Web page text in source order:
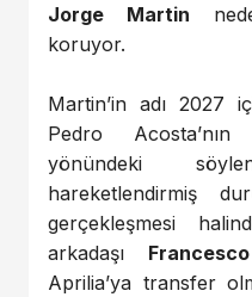
Jorge Martin
koruyor.
Martin’in adı 2027
Pedro Acosta’nın
yönündeki
hareketlendirmiş
gerçekleşmesi
arkadaşı
Aprilia’ya transfer